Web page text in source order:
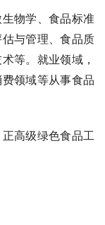
物学、食品标准
与管理、食品质
等。就业领域，
领域等从事食品
正高级绿色食品工